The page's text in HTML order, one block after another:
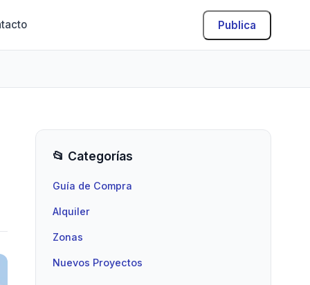
Publica
📂 Categorías
Guía de Compra
Alquiler
Zonas
Nuevos Proyectos